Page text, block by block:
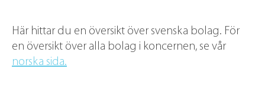
Här hittar du en översikt över svenska bolag. För
en översikt över alla bolag i koncernen, se vår
norska sida.